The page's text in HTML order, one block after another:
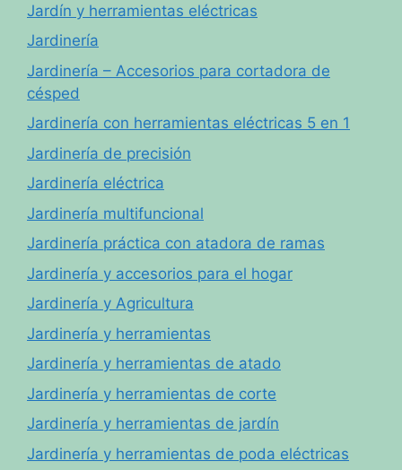
Jardín y herramientas eléctricas
Jardinería
Jardinería – Accesorios para cortadora de
césped
Jardinería con herramientas eléctricas 5 en 1
Jardinería de precisión
Jardinería eléctrica
Jardinería multifuncional
Jardinería práctica con atadora de ramas
Jardinería y accesorios para el hogar
Jardinería y Agricultura
Jardinería y herramientas
Jardinería y herramientas de atado
Jardinería y herramientas de corte
Jardinería y herramientas de jardín
Jardinería y herramientas de poda eléctricas